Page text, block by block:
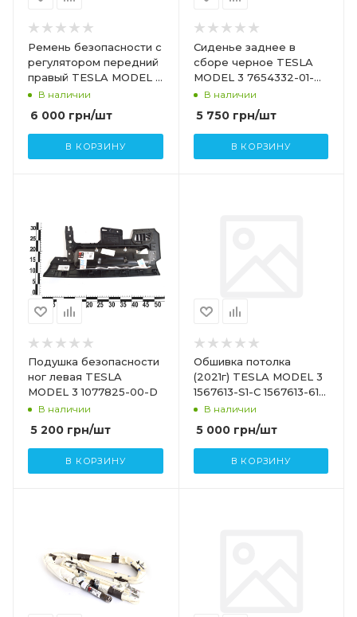
Ремень безопасности с
регулятором передний
правый TESLA MODEL 3
1081279-01-G 1081279-01-
В наличии
6 000 грн/шт
В КОРЗИНУ
Сиденье заднее в
сборе черное TESLA
MODEL 3 7654332-01-B
7654336-01-A
В наличии
5 750грн/шт
В КОРЗИНУ
Подушка безопасности
ног левая TESLA
MODEL 3 1077825-00-D
В наличии
5 200 грн/шт
В КОРЗИНУ
Обшивка потолка
(2021г) TESLA MODEL 3
1567613-S1-C 1567613-61-
A В наличии
5 000грн/шт
В КОРЗИНУ